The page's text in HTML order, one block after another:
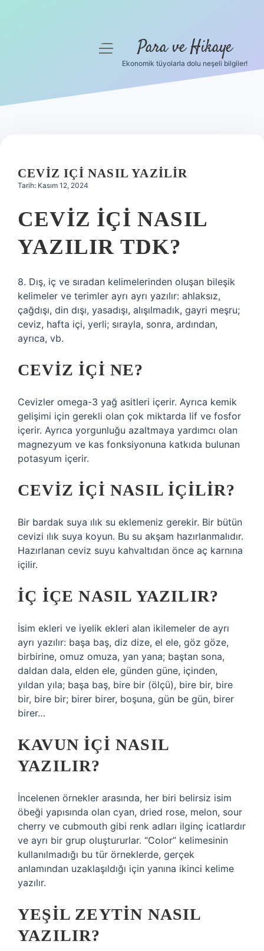
Hakkımızda
menüyü
Para ve Hikaye
Ekonomik tüyolarla dolu neşeli bilgiler!
CEVIZ IÇI NASIL YAZILIR
Tarih: Kasım 12, 2024
CEVIZ IÇI NASIL
YAZILIR TDK?
8. Dış, iç ve sıradan kelimelerinden oluşan bileşik
kelimeler ve terimler ayrı ayrı yazılır: ahlaksız,
çağdışı, din dışı, yasadışı, alışılmadık, gayri meşru;
ceviz, hafta içi, yerli; sırayla, sonra, ardından,
ayrıca, vb.
CEVIZ IÇI NE?
Cevizler omega-3 yağ asitleri içerir. Ayrıca kemik
gelişimi için gerekli olan çok miktarda lif ve fosfor
içerir. Ayrıca yorgunluğu azaltmaya yardımcı olan
magnezyum ve kas fonksiyonuna katkıda bulunan
potasyum içerir.
CEVIZ IÇI NASIL IÇILIR?
Bir bardak suya ılık su eklemeniz gerekir. Bir bütün
cevizi ılık suya koyun. Bu su akşam hazırlanmalıdır.
Hazırlanan ceviz suyu kahvaltıdan önce aç karnına
içilir.
İÇ IÇE NASIL YAZILIR?
İsim ekleri ve iyelik ekleri alan ikilemeler de ayrı
ayrı yazılır: başa baş, diz dize, el ele, göz göze,
birbirine, omuz omuza, yan yana; baştan sona,
daldan dala, elden ele, günden güne, içinden,
yıldan yıla; başa baş, bire bir (ölçü), bire bir, bire
bir, bire bir; birer birer, boşuna, gün be gün, birer
birer…
KAVUN IÇI NASIL
YAZILIR?
İncelenen örnekler arasında, her biri belirsiz isim
öbeği yapısında olan cyan, dried rose, melon, sour
cherry ve cubmouth gibi renk adları ilginç icatlardır
ve ayrı bir grup oluştururlar. “Color” kelimesinin
kullanılmadığı bu tür örneklerde, gerçek
anlamından uzaklaşıldığı için yanına ikinci kelime
yazılır.
YEŞIL ZEYTIN NASIL
YAZILIR?